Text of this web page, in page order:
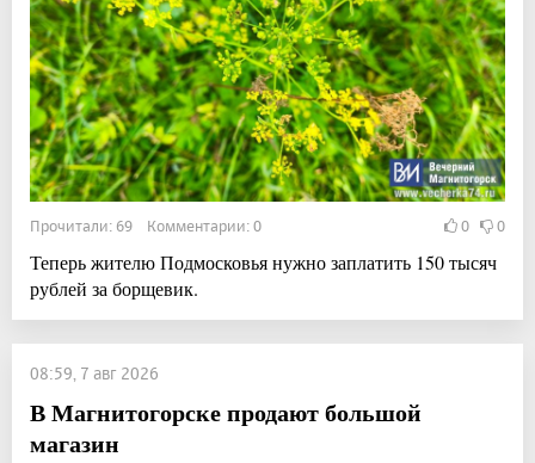
Прочитали: 69 Комментарии: 0 0 0
Теперь жителю Подмосковья нужно заплатить 150 тысяч
рублей за борщевик.
08:59, 7 авг 2026
В Магнитогорске продают большой
магазин